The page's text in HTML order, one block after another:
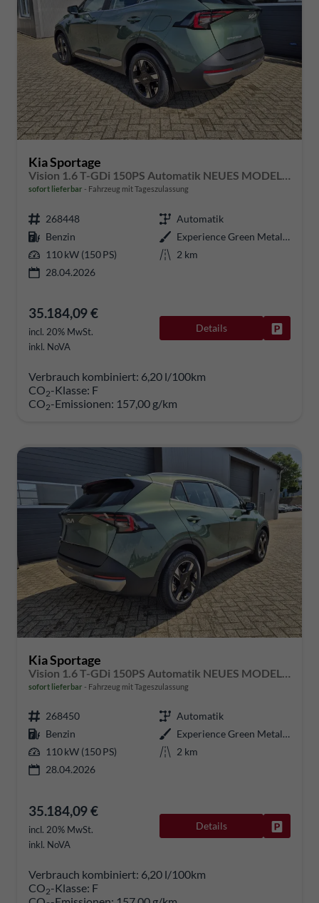
Kia Sportage
Vision 1.6 T-GDi 150PS Automatik NEUES MODELL MY26 FACELIFT Sitzheizung Lenkradheizung Klimaautomatik Navi Bluetooth Touchscreen Apple CarPlay Android Auto PDC v+h 17"LM Rückf.Kamera ACC 2x Keyless
sofort lieferbar Fahrzeug mit Tageszulassung
268448
Automatik
Benzin
Experience Green Metallic
110 kW (150 PS)
2 km
28.04.2026
35.184,09 €
incl. 20% MwSt.
inkl. NoVA
Details
Verbrauch kombiniert: 6,20 l/100km
CO2-Klasse: F
CO2-Emissionen: 157,00 g/km
Kia Sportage
sofort lieferbar Fahrzeug mit Tageszulassung
268450
Automatik
Benzin
Experience Green Metallic
110 kW (150 PS)
2 km
28.04.2026
35.184,09 €
incl. 20% MwSt.
inkl. NoVA
Details
Verbrauch kombiniert: 6,20 l/100km
CO2-Klasse: F